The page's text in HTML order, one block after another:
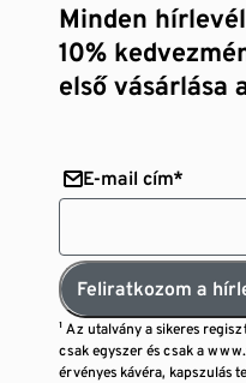
Minden
10%
első vásárlása
E-mail cím*
Feliratkozom a
¹ Az utalvány a sikeres
csak egyszer és csak a
érvényes kávéra, kapszulás